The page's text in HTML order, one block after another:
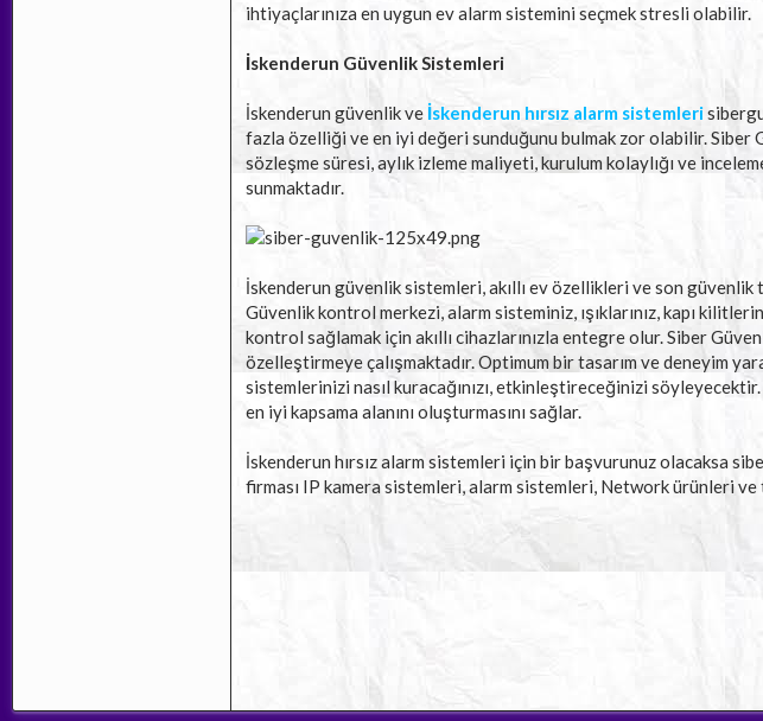
ihtiyaçlarınıza en uygun ev alarm sistemini seçmek stresli olabilir.
İskenderun Güvenlik Sistemleri
İskenderun güvenlik ve İskenderun hırsız alarm sistemleri
fazla özelliği ve en iyi değeri sunduğunu bulmak zor olabilir. Siber
sözleşme süresi, aylık izleme maliyeti, kurulum kolaylığı ve
sunmaktadır.
İskenderun güvenlik sistemleri, akıllı ev özellikleri ve son
Güvenlik kontrol merkezi, alarm sisteminiz, ışıklarınız, kapı
kontrol sağlamak için akıllı cihazlarınızla entegre olur. Siber
özelleştirmeye çalışmaktadır. Optimum bir tasarım ve deneyim
sistemlerinizi nasıl kuracağınızı, etkinleştireceğinizi
en iyi kapsama alanını oluşturmasını sağlar.
İskenderun hırsız alarm sistemleri için bir başvurunuz olacaksa
firması IP kamera sistemleri, alarm sistemleri, Network ürünleri